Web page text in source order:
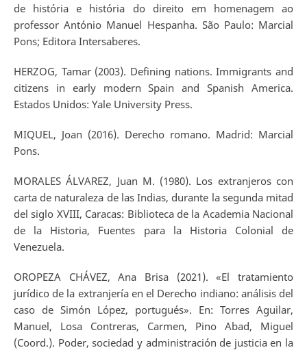
de história e história do direito em homenagem ao
professor António Manuel Hespanha. São Paulo: Marcial
Pons; Editora Intersaberes.
HERZOG, Tamar (2003). Defining nations. Immigrants and
citizens in early modern Spain and Spanish America.
Estados Unidos: Yale University Press.
MIQUEL, Joan (2016). Derecho romano. Madrid: Marcial
Pons.
MORALES ÁLVAREZ, Juan M. (1980). Los extranjeros con
carta de naturaleza de las Indias, durante la segunda mitad
del siglo XVIII, Caracas: Biblioteca de la Academia Nacional
de la Historia, Fuentes para la Historia Colonial de
Venezuela.
OROPEZA CHÁVEZ, Ana Brisa (2021). «El tratamiento
jurídico de la extranjería en el Derecho indiano: análisis del
caso de Simón López, portugués». En: Torres Aguilar,
Manuel, Losa Contreras, Carmen, Pino Abad, Miguel
(Coord.). Poder, sociedad y administración de justicia en la